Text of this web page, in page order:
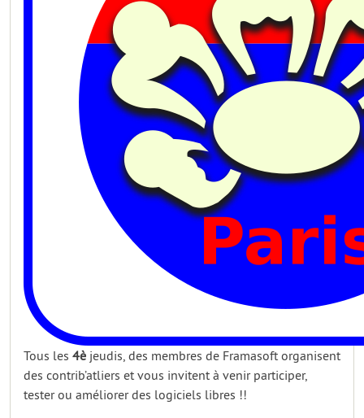
Tous les 4è jeudis, des membres de Framasoft organisent
des contrib’atliers et vous invitent à venir participer,
tester ou améliorer des logiciels libres !!